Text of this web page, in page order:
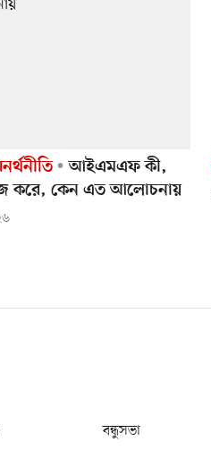
আইএমএফ কী,
করে, কেন এত আলোচনায়
বন্ধুসভা